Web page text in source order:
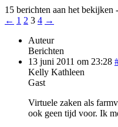
15 berichten aan het
← 1 2 3 4 →
Auteur
Berichten
13 juni 2011 om 23:28
Kelly Kathleen
Gast
Virtuele zaken als
ook geen tijd voor. Ik